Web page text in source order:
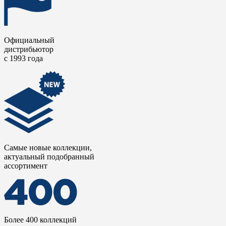
Официальный
дистрибьютор
с 1993 года
Самые новые коллекции,
актуальный подобранный
ассортимент
Более 400 коллекций